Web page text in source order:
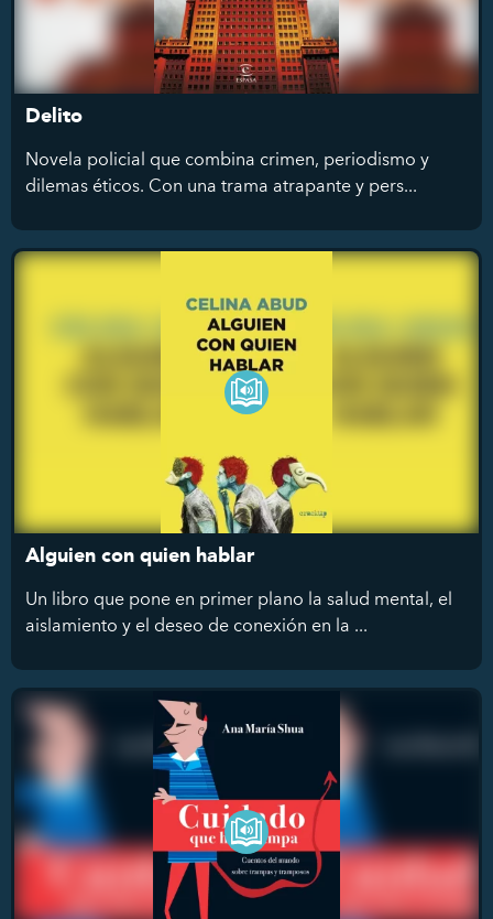
Delito
Novela policial que combina crimen, periodismo y
dilemas éticos. Con una trama atrapante y pers...
Alguien con quien hablar
Un libro que pone en primer plano la salud mental, el
aislamiento y el deseo de conexión en la ...